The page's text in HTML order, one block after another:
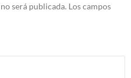
será publicada. Los campos